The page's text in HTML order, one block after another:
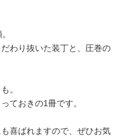
わり抜いた装丁と、圧巻の
。
ておきの1冊です。
喜ばれますので、ぜひお気